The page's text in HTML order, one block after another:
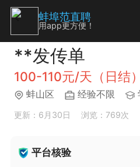
**发传单
100-110元/天（日结）
蚌山区 经验不限
更新：6月30日 浏览：769次
平台核验
蚌埠范直聘
用app更方便！